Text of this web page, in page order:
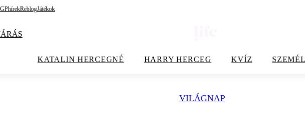
GPhírekReblogJátékok
KATALIN HERCEGNÉ HARRY HERCEG KVÍZ
VILÁGNAP